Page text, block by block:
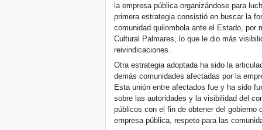
la empresa pública organizándose para
primera estrategia consistió en buscar la
comunidad quilombola ante el Estado, por
Cultural Palmares, lo que le dio más
reivindicaciones.
Otra estrategia adoptada ha sido la
demás comunidades afectadas por la
Esta unión entre afectados fue y ha sido
sobre las autoridades y la visibilidad del
públicos con el fin de obtener del gobierno
empresa pública, respeto para las